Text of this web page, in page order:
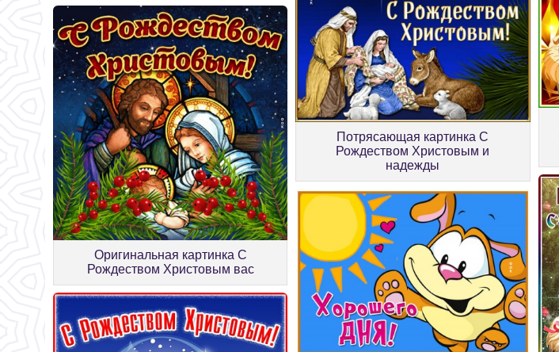
Оригинальная картинка С
Рождеством Христовым вас
Потрясающая картинка С
Рождеством Христовым и
надежды